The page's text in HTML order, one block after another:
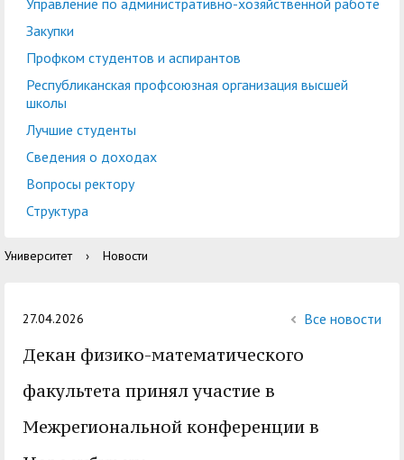
Международная
деятельность
Управление по
административно-
Закупки
Республиканская
организация высшей
Центр тестирования
иностранных граждан
по русскому языку
Центр развития
компетенций
Центр русского языка
обучающихся ГАГУ
Образовательный
модуль «Обучение
Информация о
отпуска обучающимся
Управление по административно-хозяйственной работе
Закупки
Профком студентов и аспирантов
Республиканская профсоюзная организация высшей
школы
Лучшие студенты
Сведения о доходах
Вопросы ректору
Структура
Университет › Новости
27.04.2026 Все новости
Декан физико-математического
факультета принял участие в
Межрегиональной конференции в